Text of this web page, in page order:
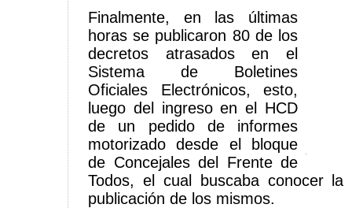
Finalmente, en las últimas
horas se publicaron 80 de los
decretos atrasados en el
Sistema de Boletines
Oficiales Electrónicos, esto,
luego del ingreso en el HCD
de un pedido de informes
motorizado desde el bloque
de Concejales del Frente de
Todos, el cual buscaba conocer
publicación de los mismos.